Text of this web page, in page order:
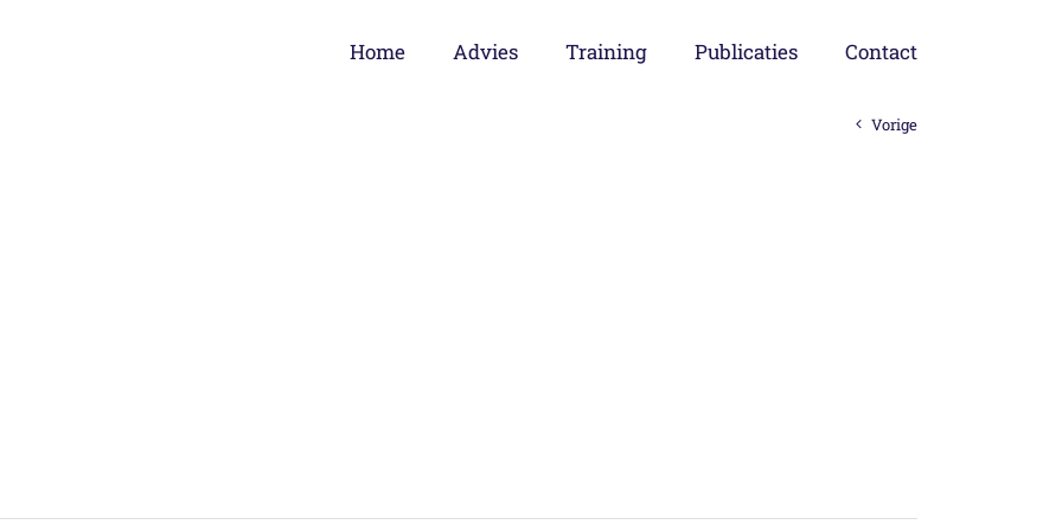
Home Advies Training Publicaties Contact
Vorige